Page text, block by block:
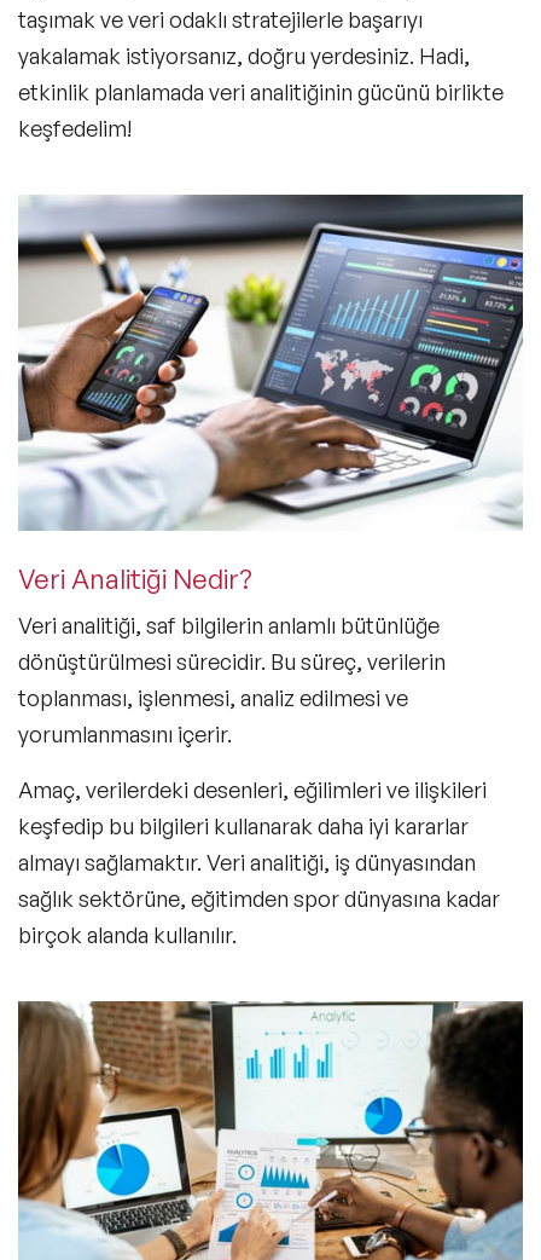
taşımak ve veri odaklı stratejilerle başarıyı
yakalamak istiyorsanız, doğru yerdesiniz. Hadi,
etkinlik planlamada veri analitiğinin gücünü birlikte
keşfedelim!
Veri Analitiği Nedir?
Veri analitiği, saf bilgilerin anlamlı bütünlüğe
dönüştürülmesi sürecidir. Bu süreç, verilerin
toplanması, işlenmesi, analiz edilmesi ve
yorumlanmasını içerir.
Amaç, verilerdeki desenleri, eğilimleri ve ilişkileri
keşfedip bu bilgileri kullanarak daha iyi kararlar
almayı sağlamaktır. Veri analitiği, iş dünyasından
sağlık sektörüne, eğitimden spor dünyasına kadar
birçok alanda kullanılır.